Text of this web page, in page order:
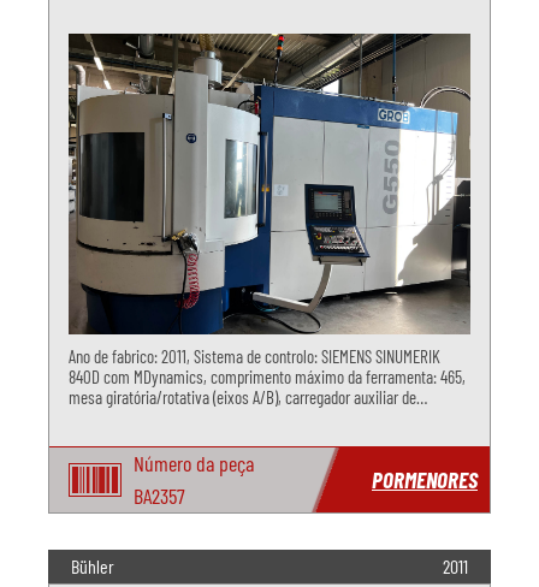
Ano de fabrico: 2011, Sistema de controlo: SIEMENS SINUMERIK
840D com MDynamics, comprimento máximo da ferramenta: 465,
mesa giratória/rotativa (eixos A/B), carregador auxiliar de
Número da peça
BA2357
PORMENORES
Bühler 2011